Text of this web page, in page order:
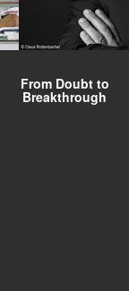
From Doubt to
Breakthrough